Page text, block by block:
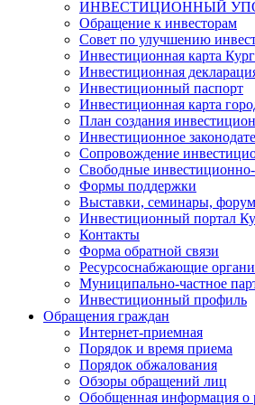
ИНВЕСТИЦИОННЫЙ
Обращение к инвесторам
Совет по улучшению
Инвестиционная карта
Инвестиционная
Инвестиционный паспорт
Инвестиционная карта
План создания
Инвестиционное
Сопровождение
Свободные
Формы поддержки
Выставки, семинары,
Инвестиционный портал
Контакты
Форма обратной связи
Ресурсоснабжающие
Муниципально-частное
Инвестиционный профиль
Обращения граждан
Интернет-приемная
Порядок и время приема
Порядок обжалования
Обзоры обращений лиц
Обобщенная информация о